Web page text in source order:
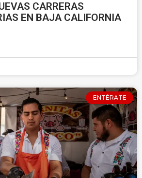
CARRERAS
EN BAJA CALIFORNIA
ENTÉRATE